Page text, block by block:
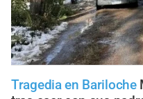
Tragedia en Bariloche